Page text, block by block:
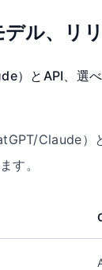
ル、リリ
）とAPI、選
Claude
す。